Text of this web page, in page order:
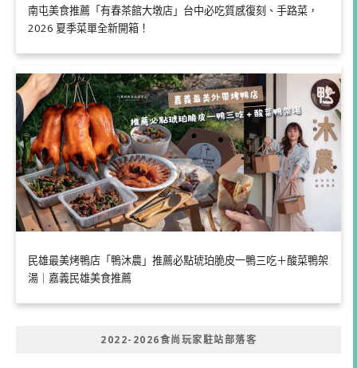
南屯美食推薦「有春茶館大墩店」台中必吃質感復刻、手路菜，
2026 夏季菜單全新開箱！
民雄最美烤鴨店「鴨沐農」推薦必點琥珀脆皮一鴨三吃＋酸菜鴨架
湯｜嘉義民雄美食推薦
2022-2026食尚玩家駐站部落客